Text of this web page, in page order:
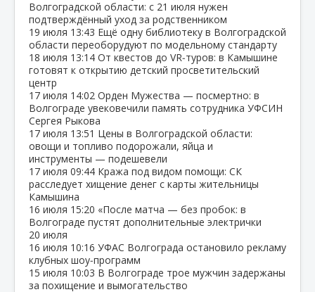
Волгоградской области: с 21 июля нужен
подтверждённый уход за родственником
19 июля 13:43 Ещё одну библиотеку в Волгоградской
области переоборудуют по модельному стандарту
18 июля 13:14 От квестов до VR‑туров: в Камышине
готовят к открытию детский просветительский
центр
17 июля 14:02 Орден Мужества — посмертно: в
Волгограде увековечили память сотрудника УФСИН
Сергея Рыкова
17 июля 13:51 Цены в Волгоградской области:
овощи и топливо подорожали, яйца и
инструменты — подешевели
17 июля 09:44 Кража под видом помощи: СК
расследует хищение денег с карты жительницы
Камышина
16 июля 15:20 «После матча — без пробок: в
Волгограде пустят дополнительные электрички
20 июля
16 июля 10:16 УФАС Волгограда остановило рекламу
клубных шоу‑программ
15 июля 10:03 В Волгограде трое мужчин задержаны
за похищение и вымогательство